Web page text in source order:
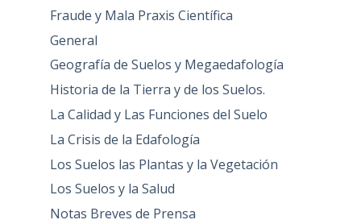
Fraude y Mala Praxis Científica
General
Geografía de Suelos y Megaedafología
Historia de la Tierra y de los Suelos.
La Calidad y Las Funciones del Suelo
La Crisis de la Edafología
Los Suelos las Plantas y la Vegetación
Los Suelos y la Salud
Notas Breves de Prensa